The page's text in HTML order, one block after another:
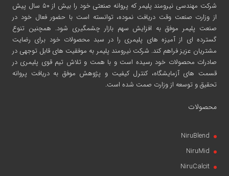
شرکت مهندسی نیرومند پلیمر
که پروانه صنعتی خود را بیش از ۵۰ سال پیش
از وزارت صنعت وقت دریافت نموده، توانسته است با حضور فعال خود در
صنعت پلیمر موفق به افزایش سهم بازار چشمگیری شود. همچنین تنوع
گسترده ای از آمیزه های پلیمری را در سبد محصولات خود برای رضایت
مشتریان عزیز فراهم کند. شرکت نیرومند پلیمر به موفقیت های قابل توجهی در
صادرات محصولات خود رسیده است و با همت و تلاش تیم قوی پلیمری در
قسمت های آزمایشگاه، کنترل کیفیت و پژوهش موفق به دریافت پروانه
تحقیق و توسعه از وزارت صمت شده است.
محصولات
NiruBlend
NiruMid
NiruCalcit